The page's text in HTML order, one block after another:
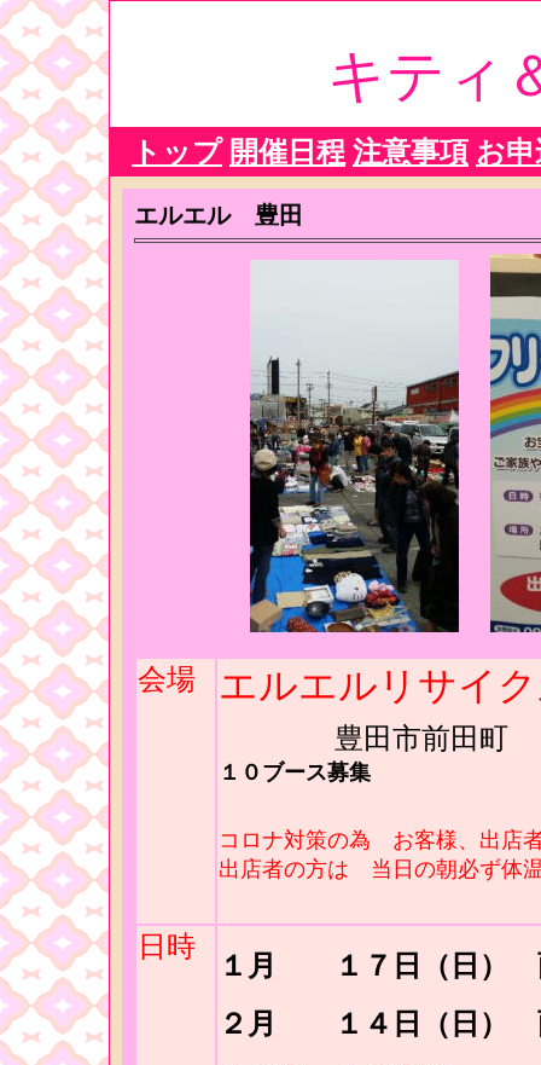
キティ
トップ 開催日程 注意事項 お
エルエル 豊田
会場 エルエルリサイ
豊田市前田町
１０ブース募集
コロナ対策の為 お客様、出店
出店者の方は 当日の朝必ず体
日時
１月 １７日（日）
２月 １４日（日）